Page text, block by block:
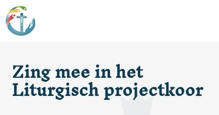
Zing mee in het
Liturgisch projectkoor